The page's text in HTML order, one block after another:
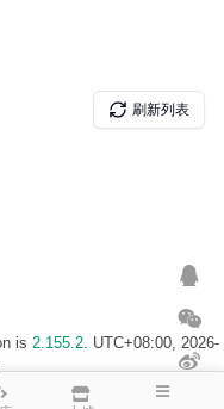
is 2.155.2. UTC+08:00, 2026-
访客地图$